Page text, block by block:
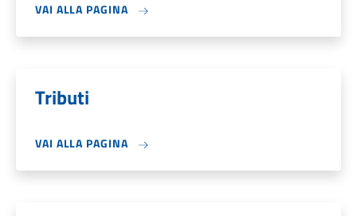
VAI ALLA PAGINA
Tributi
VAI ALLA PAGINA